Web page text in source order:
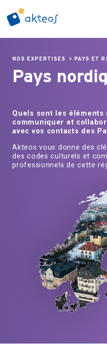
NOS EXPERTISES > PAYS ET
Pays
Quels sont les éléments
communiquer et
avec vos contacts des
Akteos vous donne des
des codes culturels et
professionnels de cette